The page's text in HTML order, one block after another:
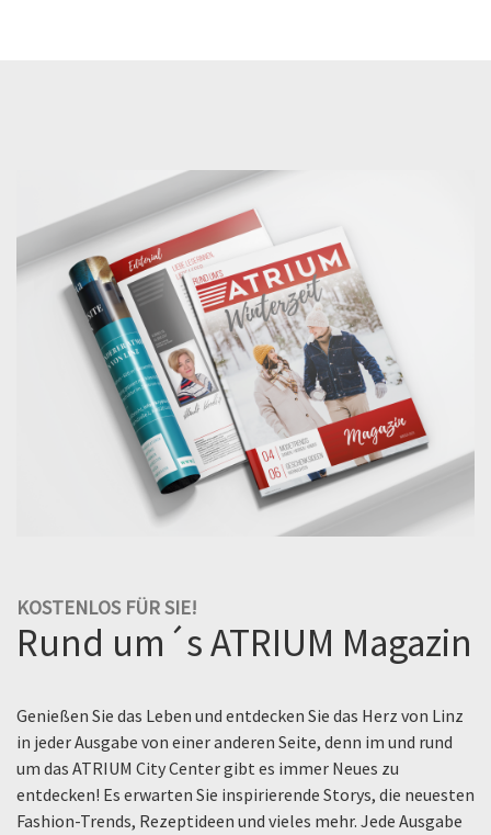
KOSTENLOS FÜR SIE!
Rund um´s ATRIUM Magazin
Genießen Sie das Leben und entdecken Sie das Herz von Linz
in jeder Ausgabe von einer anderen Seite, denn im und rund
um das ATRIUM City Center gibt es immer Neues zu
entdecken! Es erwarten Sie inspirierende Storys, die neuesten
Fashion-Trends, Rezeptideen und vieles mehr. Jede Ausgabe